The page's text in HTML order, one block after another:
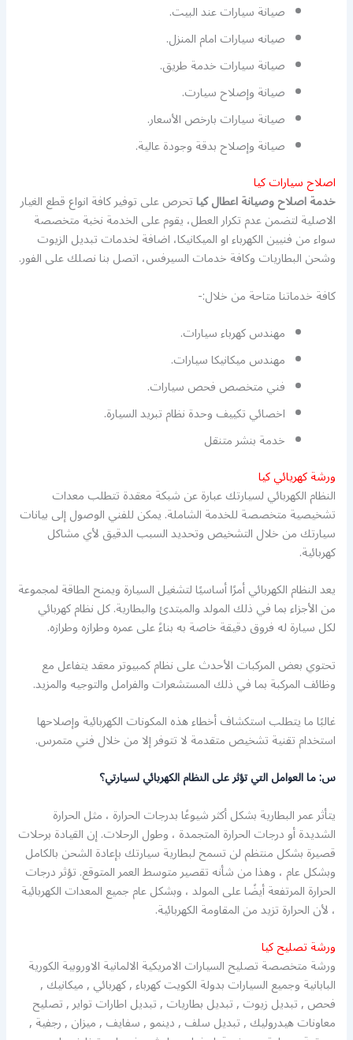
صيانة سيارات عند البيت.
صيانه سيارات امام المنزل.
صيانة سيارات خدمة طريق.
صيانة وإصلاح سيارت.
صيانة سيارات بارخص الأسعار.
صيانة وإصلاح بدقة وجودة عالية.
اصلاح سيارات كيا
خدمة اصلاح وصيانة اعطال كياتحرص على توفير كافة انواع قطع الغيار
الاصلية لتضمن عدم تكرار العطل، يقوم على الخدمة نخبة متخصصة
سواء من فنيين الكهرباء او الميكانيكا، اضافة لخدمات تبديل الزيوت
وشحن البطاريات وكافة خدمات السيرفس، اتصل بنا نصلك على الفور.
كافة خدماتنا متاحة من خلال:-
مهندس كهرباء سيارات.
مهندس ميكانيكا سيارات.
فني متخصص فحص سيارات.
اخصائي تكييف وحدة نظام تبريد السيارة.
خدمة بنشر متنقل
ورشة كهريائي كيا
النظام الكهربائي لسيارتك عبارة عن شبكة معقدة تتطلب معدات
تشخيصية متخصصة للخدمة الشاملة. يمكن للفني الوصول إلى بيانات
سيارتك من خلال التشخيص وتحديد السبب الدقيق لأي مشاكل
كهربائية.
يعد النظام الكهربائي أمرًا أساسيًا لتشغيل السيارة ويمنح الطاقة لمجموعة
من الأجزاء بما في ذلك المولد والمبتدئ والبطارية. كل نظام كهربائي
لكل سيارة له فروق دقيقة خاصة به بناءً على عمره وطرازه وطرازه.
تحتوي بعض المركبات الأحدث على نظام كمبيوتر معقد يتفاعل مع
وظائف المركبة بما في ذلك المستشعرات والفرامل والتوجيه والمزيد.
غالبًا ما يتطلب استكشاف أخطاء هذه المكونات الكهربائية وإصلاحها
استخدام تقنية تشخيص متقدمة لا تتوفر إلا من خلال فني متمرس.
س: ما العوامل التي تؤثر على النظام الكهربائي لسيارتي؟
يتأثر عمر البطارية بشكل أكثر شيوعًا بدرجات الحرارة ، مثل الحرارة
الشديدة أو درجات الحرارة المتجمدة ، وطول الرحلات. إن القيادة برحلات
قصيرة بشكل منتظم لن تسمح لبطارية سيارتك بإعادة الشحن بالكامل
وبشكل عام ، وهذا من شأنه تقصير متوسط ​​العمر المتوقع. تؤثر درجات
الحرارة المرتفعة أيضًا على المولد ، وبشكل عام جميع المعدات الكهربائية
، لأن الحرارة تزيد من المقاومة الكهربائية.
ورشة تصليح كيا
ورشة متخصصة تصليح السيارات الامريكية الالمانية الاوروبية الكورية
البابانية وجميع السيارات بدولة الكويت كهرباء , كهربائي , ميكانيك ,
فحص , تبديل زيوت , تبديل بطاريات , تبديل اطارات تواير , تصليح
معاونات هيدروليك , تبديل سلف , دينمو , سفايف , ميزان , رجفية ,